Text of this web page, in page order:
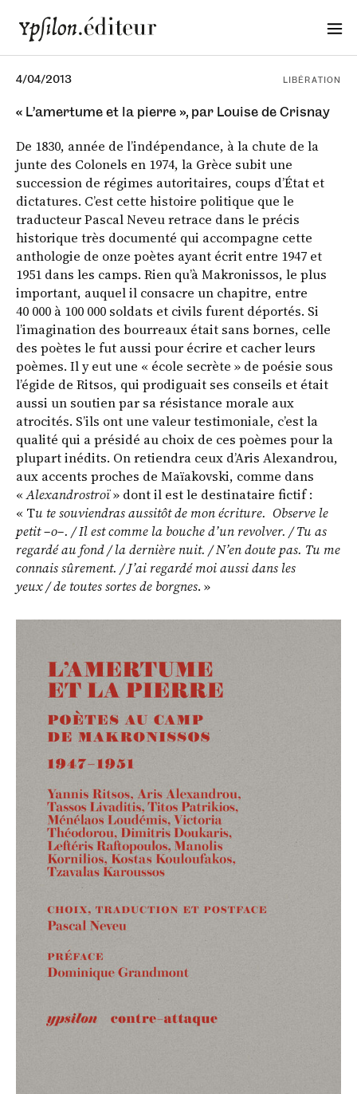
4/04/2013
« L’amertume et la pierre », par Louise de Crisnay
LIBÉRATION
De 1830, année de l’indépendance, à la chute de la
junte des Colonels en 1974, la Grèce subit une
succession de régimes autoritaires, coups d’État et
dictatures. C’est cette histoire politique que le
traducteur Pascal Neveu retrace dans le précis
historique très documenté qui accompagne cette
anthologie de onze poètes ayant écrit entre 1947 et
1951 dans les camps. Rien qu’à Makronissos, le plus
important, auquel il consacre un chapitre, entre
40 000 à 100 000 soldats et civils furent déportés. Si
l’imagination des bourreaux était sans bornes, celle
des poètes le fut aussi pour écrire et cacher leurs
poèmes. Il y eut une « école secrète » de poésie sous
l’égide de Ritsos, qui prodiguait ses conseils et était
aussi un soutien par sa résistance morale aux
atrocités. S’ils ont une valeur testimoniale, c’est la
qualité qui a présidé au choix de ces poèmes pour la
plupart inédits. On retiendra ceux d’Aris Alexandrou,
aux accents proches de Maïakovski, comme dans
«Alexandrostroï» dont il est le destinataire fictif :
« Tu te souviendras aussitôt de mon écriture. Observe le
petit –o–. / Il est comme la bouche d’un revolver. / Tu as
regardé au fond / la dernière nuit. / N’en doute pas. Tu me
connais sûrement. / J’ai regardé moi aussi dans les
yeux / de toutes sortes de borgnes. »